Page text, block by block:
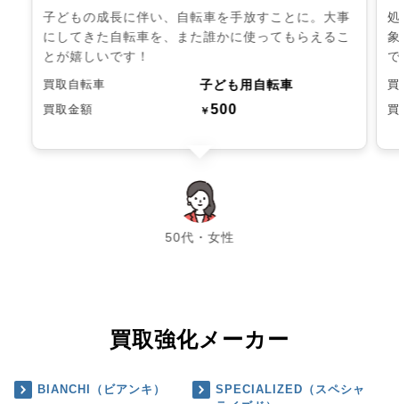
子どもの成長に伴い、自転車を手放すことに。大事
にしてきた自転車を、また誰かに使ってもらえるこ
とが嬉しいです！
買取自転車 子ども用自転車
買取金額 ￥500
50代・女性
chevron_left chevron_right
買取強化メーカー
BIANCHI（ビアンキ）
SPECIALIZED（スペシャ